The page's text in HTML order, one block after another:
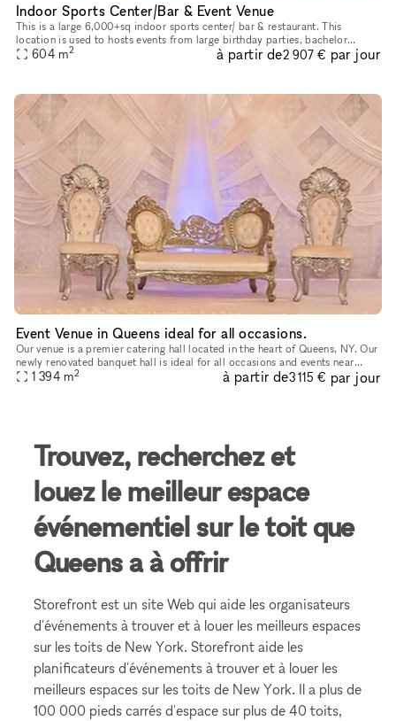
Indoor Sports Center/Bar & Event Venue
This is a large 6,000+sq indoor sports center/ bar & restaurant. This
location is used to hosts events from large birthday parties, bachelor
parties, sports camps, corporate events & more. The locati
604 m2 à partir de2 907 € par jour
Event Venue in Queens ideal for all occasions.
Our venue is a premier catering hall located in the heart of Queens, NY. Our
newly renovated banquet hall is ideal for all occasions and events near
Brooklyn and the 5 boroughs. Our space has two m
1 394 m2 à partir de3 115 € par jour
Trouvez, recherchez et
louez le meilleur espace
événementiel sur le toit que
Queens a à offrir
Storefront est un site Web qui aide les organisateurs
d'événements à trouver et à louer les meilleurs espaces
sur les toits de New York. Storefront aide les
planificateurs d'événements à trouver et à louer les
meilleurs espaces sur les toits de New York. Il a plus de
100 000 pieds carrés d'espace sur plus de 40 toits,